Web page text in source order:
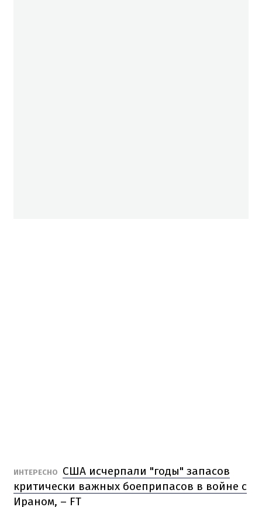
ИНТЕРЕСНО
США исчерпали "годы" запасов
критически важных боеприпасов в войне с
Ираном, – FT